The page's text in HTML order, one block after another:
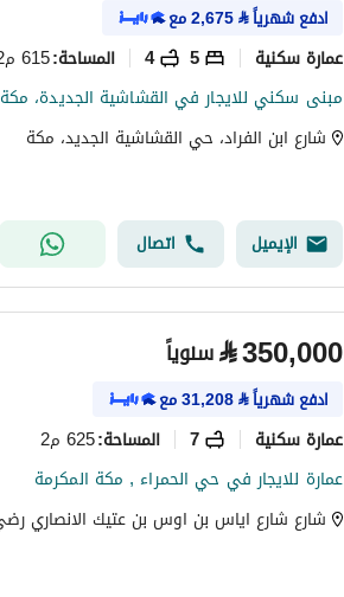
ادفع شهرياً⃁
2,675مع
عمارة سكنية 5
4 المساحة:615 م2
مبنى سكني للايجار في القشاشية الجديدة، مكة
شارع ابن الفراد، حي القشاشية الجديد، مكة
الإيميل اتصال
⃁350,000 سنوياً
ادفع شهرياً⃁
31,208مع
عمارة سكنية 7 المساحة:625 م2
عمارة للايجار في حي الحمراء , مكة المكرمة